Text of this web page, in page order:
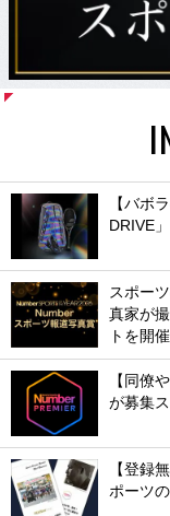
【バボ
DRIVE
スポー
真家が
トを開
【同僚
が募集
【登録
ポーツ